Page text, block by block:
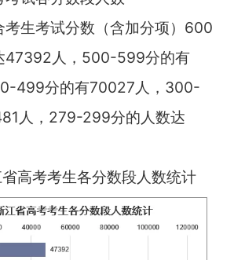
考生考试分数（含加分项）600
47392人，500-599分的有
499分的有70027人，300-
人，279-299分的人数达
高考考生各分数段人数统计